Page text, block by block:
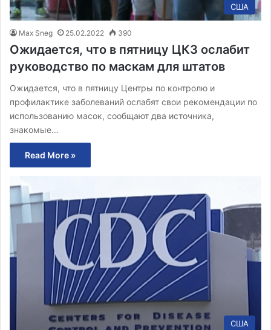
США
Max Sneg 25.02.2022 390
Ожидается, что в пятницу ЦКЗ ослабит
руководство по маскам для штатов
Ожидается, что в пятницу Центры по контролю и
профилактике заболеваний ослабят свои рекомендации по
использованию масок, сообщают два источника,
знакомые…
Read More »
США